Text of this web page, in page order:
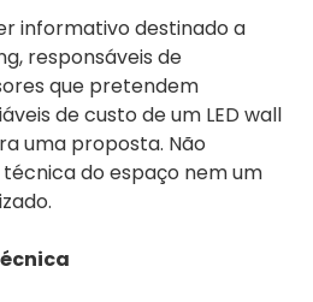
informativo destinado a
responsáveis de
que pretendem
de custo de um LED wall
uma proposta. Não
do espaço nem um